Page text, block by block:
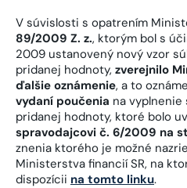
V súvislosti s opatrením
89/2009 Z. z., ktorým bol s
2009 ustanovený nový vzor
pridanej hodnoty, zverejnilo
ďalšie oznámenie, a to
vydaní poučenia na vyplnenie
pridanej hodnoty, ktoré bolo
spravodajcovi č. 6/2009 na
znenia ktorého je možné
Ministerstva financií SR, na
dispozícii na tomto linku.